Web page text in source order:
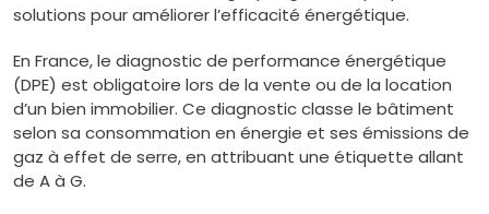
solutions pour améliorer l’efficacité énergétique.
En France, le diagnostic de performance énergétique
(DPE) est obligatoire lors de la vente ou de la location
d’un bien immobilier. Ce diagnostic classe le bâtiment
selon sa consommation en énergie et ses émissions de
gaz à effet de serre, en attribuant une étiquette allant
de A à G.